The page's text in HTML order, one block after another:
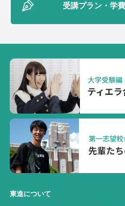
受講プラン・学
東進について